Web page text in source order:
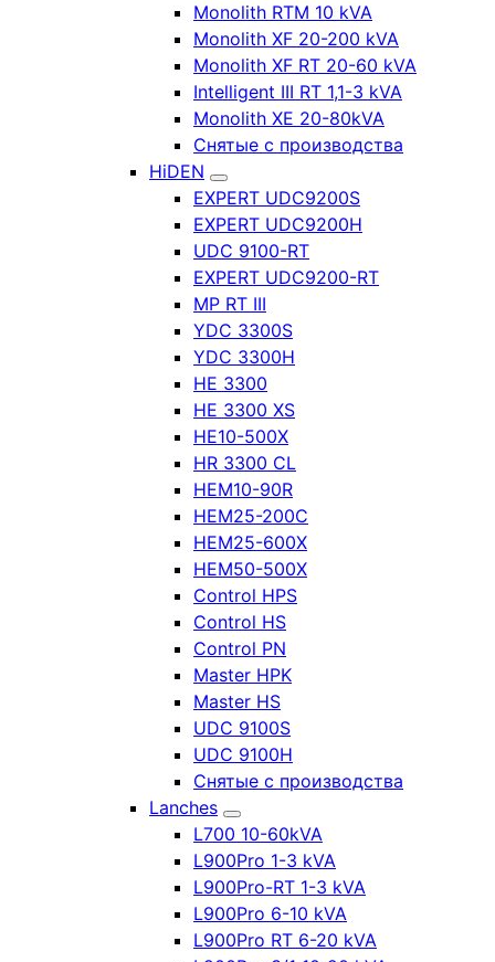
Monolith RTM 10 kVA
Monolith XF 20-200 kVA
Monolith XF RT 20-60 kVA
Intelligent III RT 1,1-3 kVA
Monolith XE 20-80kVA
Снятые с производства
HiDEN
EXPERT UDC9200S
EXPERT UDC9200H
UDC 9100-RT
EXPERT UDC9200-RT
MP RT III
YDC 3300S
YDC 3300H
HE 3300
HE 3300 XS
HE10-500X
HR 3300 CL
HEM10-90R
HEM25-200C
HEM25-600X
HEM50-500X
Control HPS
Control HS
Control PN
Master HPK
Master HS
UDC 9100S
UDC 9100H
Снятые с производства
Lanches
L700 10-60kVA
L900Pro 1-3 kVA
L900Pro-RT 1-3 kVA
L900Pro 6-10 kVA
L900Pro RT 6-20 kVA